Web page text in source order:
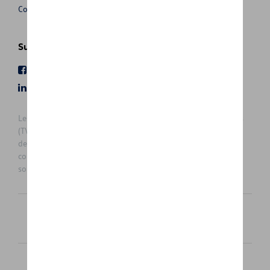
Conditions de vente
Suivez nous
Les prix affichés sur le présent site sont des prix recommandés
(TVAc), hors éventuels frais de montage. Pour connaitre le prix
de vente actuel et les éventuels frais de montage, veuillez
contacter votre concessionnaire/agent. Les prix recommandés
sont sujets à des changements sans préavis.